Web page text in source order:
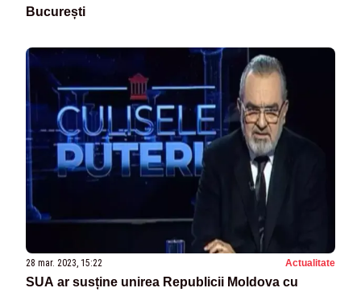
București
28 mar. 2023, 15:22 Actualitate
SUA ar susține unirea Republicii Moldova cu